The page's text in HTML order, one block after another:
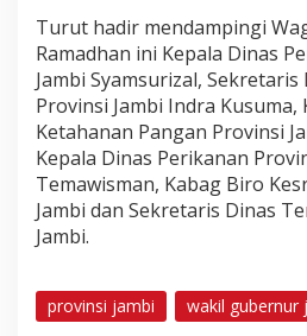
Turut hadir mendampingi
Ramadhan ini Kepala Dinas
Jambi Syamsurizal,
Provinsi Jambi Indra Kusuma,
Ketahanan Pangan Provinsi
Kepala Dinas Perikanan
Temawisman, Kabag Biro
Jambi dan Sekretaris Dinas
Jambi.
provinsi jambi
wakil gubernur